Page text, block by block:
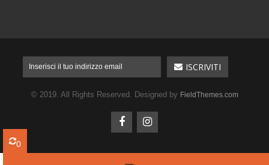
0
© 2019. All Rights Reserved. Designed by FieldThemes.com
0